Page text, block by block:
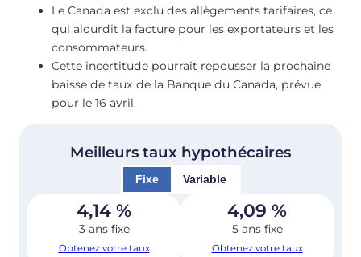
Le Canada est exclu des allègements tarifaires, ce
qui alourdit la facture pour les exportateurs et les
consommateurs.
Cette incertitude pourrait repousser la prochaine
baisse de taux de la Banque du Canada, prévue
pour le 16 avril.
Meilleurs taux hypothécaires
Fixe Variable
4,14 %
3 ans fixe
Obtenez votre taux
4,09 %
5 ans fixe
Obtenez votre taux